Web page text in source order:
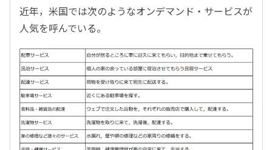
近年，米国では次のようなオンデマンド・サービスが
人気を呼んでいる。